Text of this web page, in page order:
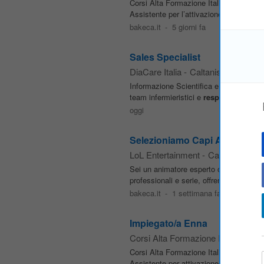
Corsi Alta Formazione Italia è alla
Assistente per l’attivazione degli
bakeca.it - 5 giorni fa
Sales Specialist
DiaCare Italia - Caltanissetta
Informazione Scientifica e Vendita:
team infermieristici e responsabili
oggi
Selezioniamo Capi Animatori
LoL Entertainment - Caltanissetta
Sei un animatore esperto o un
professionali e serie, offrendo
bakeca.it - 1 settimana fa
Impiegato/a Enna
Corsi Alta Formazione Italia Enna
Corsi Alta Formazione Italia è alla